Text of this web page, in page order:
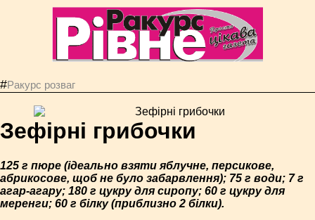
#Ракурс розваг
Зефірні грибочки
125 г пюре (ідеально взяти яблучне, персикове,
абрикосове, щоб не було забарвлення); 75 г води; 7 г
агар-агару; 180 г цукру для сиропу; 60 г цукру для
меренги; 60 г білку (приблизно 2 білки).